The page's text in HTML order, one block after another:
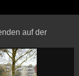
auf der